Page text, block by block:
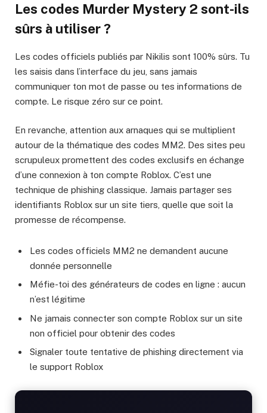
Les codes Murder Mystery 2 sont-ils
sûrs à utiliser ?
Les codes officiels publiés par Nikilis sont 100% sûrs. Tu
les saisis dans l’interface du jeu, sans jamais
communiquer ton mot de passe ou tes informations de
compte. Le risque zéro sur ce point.
En revanche, attention aux arnaques qui se multiplient
autour de la thématique des codes MM2. Des sites peu
scrupuleux promettent des codes exclusifs en échange
d’une connexion à ton compte Roblox. C’est une
technique de phishing classique. Jamais partager ses
identifiants Roblox sur un site tiers, quelle que soit la
promesse de récompense.
Les codes officiels MM2 ne demandent aucune
donnée personnelle
Méfie-toi des générateurs de codes en ligne : aucun
n’est légitime
Ne jamais connecter son compte Roblox sur un site
non officiel pour obtenir des codes
Signaler toute tentative de phishing directement via
le support Roblox